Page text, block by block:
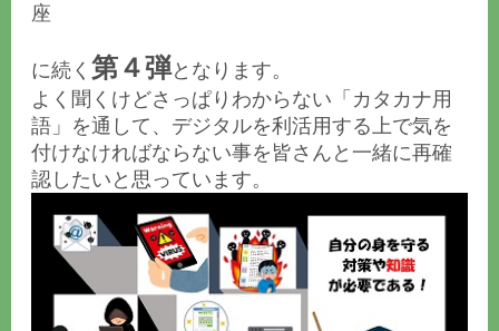
座
に続く 第４弾となります。
よく聞くけどさっぱりわからない「カタカナ用
語」を通して、デジタルを利活用する上で気を
付けなければならない事を皆さんと一緒に再確
認したいと思っています。